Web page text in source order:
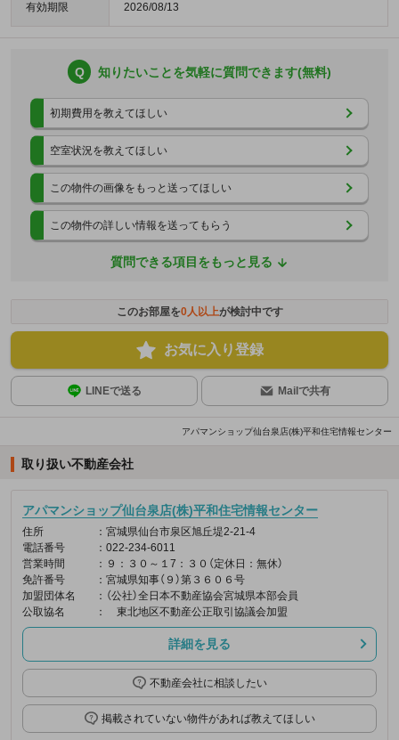
有効期限 2026/08/13
Q 知りたいことを気軽に質問できます(無料)
初期費用を教えてほしい
空室状況を教えてほしい
この物件の画像をもっと送ってほしい
この物件の詳しい情報を送ってもらう
質問できる項目をもっと見る
このお部屋を0人以上が検討中です
お気に入り登録
LINEで送る Mailで共有
アパマンショップ仙台泉店(株)平和住宅情報センター
取り扱い不動産会社
アパマンショップ仙台泉店(株)平和住宅情報センター
住所
：宮城県仙台市泉区旭丘堤2-21-4
電話番号
：022-234-6011
営業時間
：９：３０～１7：３０（定休日：無休）
免許番号
：宮城県知事（９）第３６０６号
加盟団体名
：（公社）全日本不動産協会宮城県本部会員
公取協名
： 東北地区不動産公正取引協議会加盟
詳細を見る
不動産会社に相談したい
掲載されていない物件があれば教えてほしい